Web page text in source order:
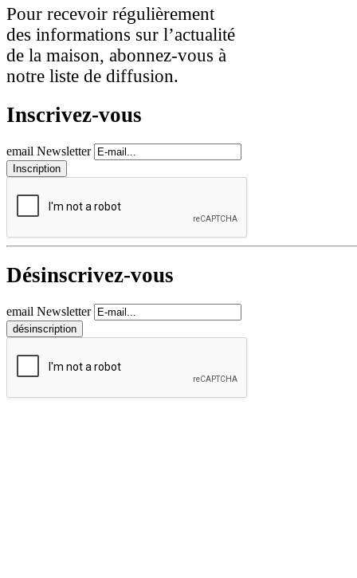
Pour recevoir régulièrement
des informations sur l’actualité
de la maison, abonnez-vous à
notre liste de diffusion.
Inscrivez-vous
email Newsletter
Désinscrivez-vous
email Newsletter